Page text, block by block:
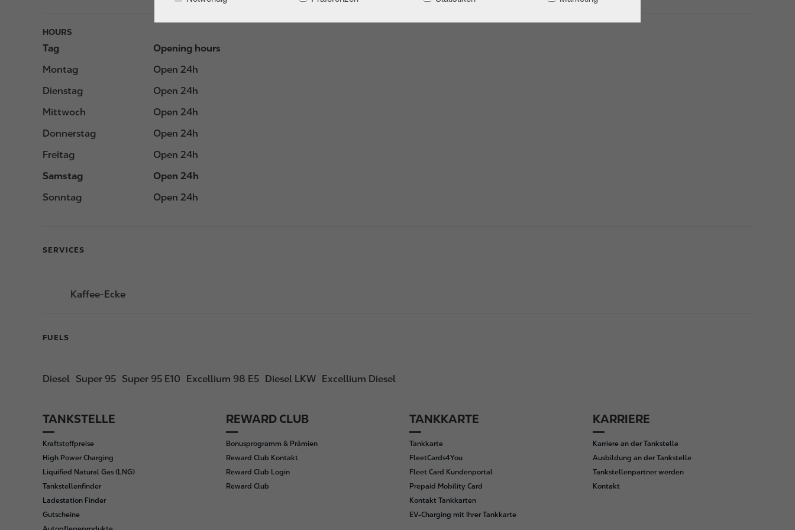
HOURS
Tag
Opening hours
Montag
Open 24h
Dienstag
Open 24h
Mittwoch
Open 24h
Donnerstag
Open 24h
Freitag
Open 24h
Samstag
Open 24h
Sonntag
Open 24h
SERVICES
Kaffee-Ecke
FUELS
Diesel Super 95 Super 95 E10 Excellium 98 E5 Diesel LKW Excellium Diesel
F
o
o
t
e
r
TANKSTELLE
Kraftstoffpreise
High Power Charging
Liquified Natural Gas (LNG)
Tankstellenfinder
Ladestation Finder
Gutscheine
REWARD CLUB
Bonusprogramm & Prämien
Reward Club Kontakt
Reward Club Login
Reward Club
TANKKARTE
Tankkarte
FleetCards4You
Fleet Card Kundenportal
Prepaid Mobility Card
Kontakt Tankkarten
EV-Charging mit Ihrer Tankkarte
KARRIERE
Karriere an der Tankstelle
Ausbildung an der Tankstelle
Tankstellenpartner werden
Kontakt